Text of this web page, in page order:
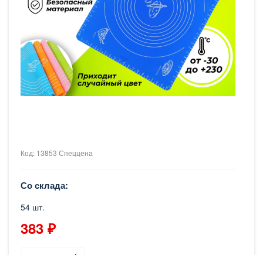
Код: 13853 Спеццена
Со склада:
54 шт.
383 ₽